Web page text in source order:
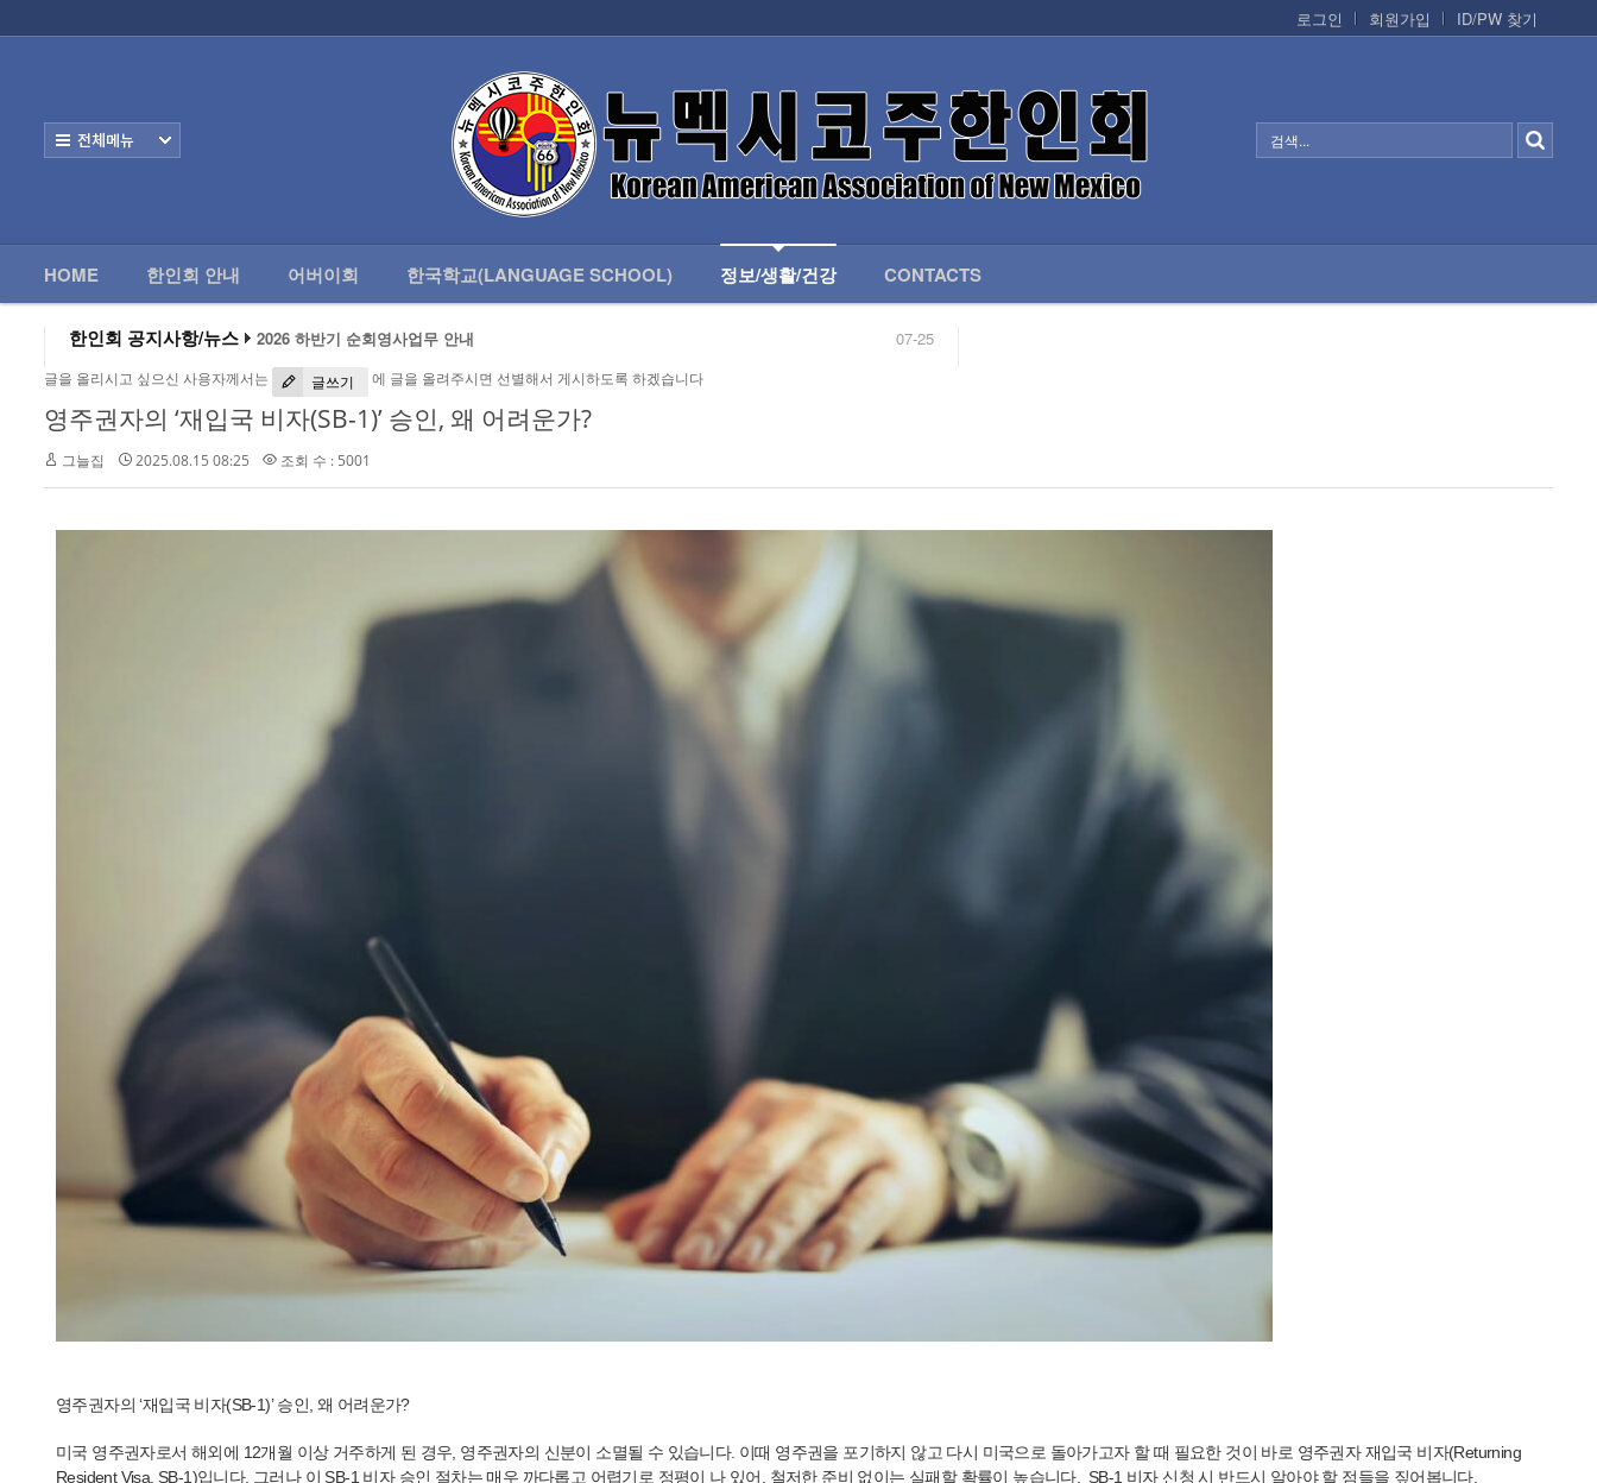
로그인
회원가입 ID/PW 찾기
HOME 한인회 안내 어버이회 한국학교(LANGUAGE SCHOOL) 정보/생활/건강 CONTACTS
한인회 공지사항/뉴스
04-04
2026 미주한인회장대회
알버커키 감리교회 부흥회 조영진 목사님
2026년 3월 10일 상반기 순회 영사업무 안내
2026 하반기 순회영사업무 안내
글을 올리시고 싶으신 사용자께서는 글쓰기 에 글을 올려주시면 선별해서 게시하도록 하겠습니다
영주권자의 ‘재입국 비자(SB-1)’ 승인, 왜 어려운가?
그늘집 2025.08.15 08:25 조회 수 : 5001
영주권자의 ‘재입국 비자(SB-1)’ 승인, 왜 어려운가?
미국 영주권자로서 해외에 12개월 이상 거주하게 된 경우, 영주권자의 신분이 소멸될 수 있습니다. 이때 영주권을 포기하지 않고 다시 미국으로 돌아가고자 할 때 필요한 것이 바로 영주권자 재입국 비자(Returning
Resident Visa, SB-1)입니다. 그러나 이 SB-1 비자 승인 절차는 매우 까다롭고 어렵기로 정평이 나 있어, 철저한 준비 없이는 실패할 확률이 높습니다. SB-1 비자 신청 시 반드시 알아야 할 점들을 짚어봅니다.
한인회 안내
정보/생활/건강
- 한인회총람(2012)
- 뉴멕시코 한인업소록
- 뉴멕시코골프회
Contacts